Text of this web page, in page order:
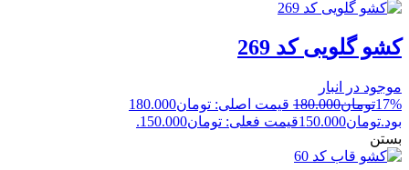
کشو گلویی کد 269
موجود در انبار
17%تومان180.000
قیمت اصلی: تومان180.000
بود.تومان150.000قیمت فعلی: تومان150.000.
بستن